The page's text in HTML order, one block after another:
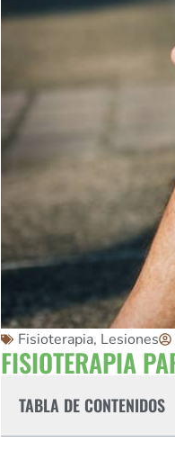
Fisioterapia, Lesiones
FISIOTERAPIA
TABLA DE CONTENIDOS